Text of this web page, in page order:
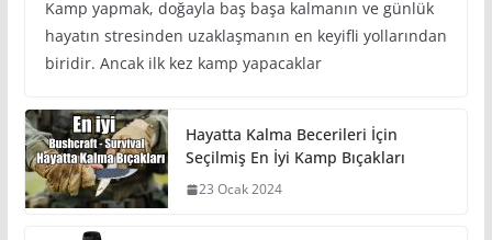
Kamp yapmak, doğayla baş başa kalmanın ve günlük
hayatın stresinden uzaklaşmanın en keyifli yollarından
biridir. Ancak ilk kez kamp yapacaklar
Hayatta Kalma Becerileri İçin
Seçilmiş En İyi Kamp Bıçakları
23 Ocak 2024